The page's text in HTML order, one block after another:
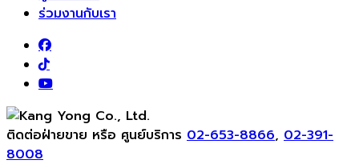
ร่วมงานกับเรา
ติดต่อฝ่ายขาย หรือ ศูนย์บริการ 02-653-8866, 02-391-
8008